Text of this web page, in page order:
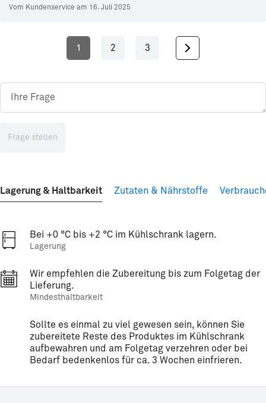
Vom Kundenservice am 16. Juli 2025
1 2 3
Frage stellen
Lagerung & Haltbarkeit Zutaten & Nährstoffe
Bei +0 °C bis +2 °C im Kühlschrank lagern.
Lagerung
Wir empfehlen die Zubereitung bis zum Folgetag der
Lieferung.
Mindesthaltbarkeit
Sollte es einmal zu viel gewesen sein, können Sie
zubereitete Reste des Produktes im Kühlschrank
aufbewahren und am Folgetag verzehren oder bei
Bedarf bedenkenlos für ca. 3 Wochen einfrieren.